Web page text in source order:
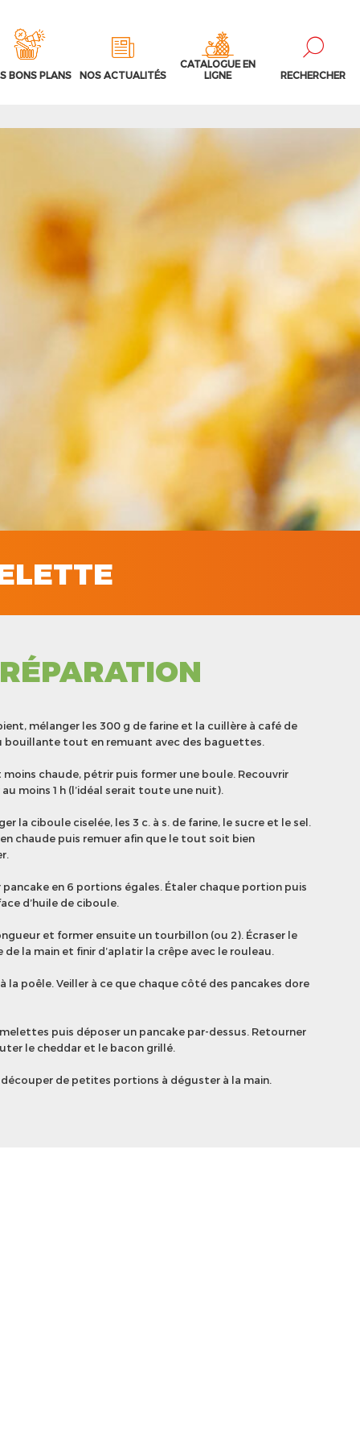
BONS PLANS NOS ACTUALITÉS
CATALOGUE EN
LIGNE
RECHERCHER
mélanger les 300 g de farine et la cuillère à café de
bouillante tout en remuant avec des baguettes.
chaude, pétrir puis former une boule. Recouvrir
moins 1 h (l’idéal serait toute une nuit).
la ciboule ciselée, les 3 c. à s. de farine, le sucre et le sel.
chaude puis remuer afin que le tout soit bien
pancake en 6 portions égales. Étaler chaque portion puis
d’huile de ciboule.
et former ensuite un tourbillon (ou 2). Écraser le
la main et finir d’aplatir la crêpe avec le rouleau.
la poêle. Veiller à ce que chaque côté des pancakes dore
puis déposer un pancake par-dessus. Retourner
le cheddar et le bacon grillé.
de petites portions à déguster à la main.